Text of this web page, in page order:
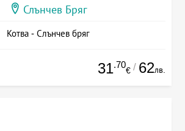
Слънчев Бряг
Котва - Слънчев бряг
31.70
€ / 62лв.